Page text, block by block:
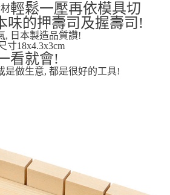
以上)免運費
含以上)免運費
輕鬆一壓再依模具切
味的押壽司及握壽司!
, 日本製造品質讚!
寸18x4.3x3cm
看就會!
是做生意, 都是很好的工具!